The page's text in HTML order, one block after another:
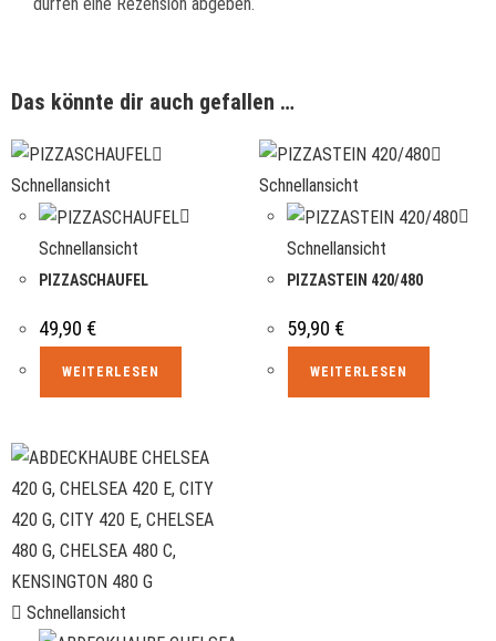
Das könnte dir auch gefallen …
Schnellansicht
Schnellansicht
PIZZASCHAUFEL
49,90 €
WEITERLESEN
Schnellansicht
Schnellansicht
PIZZASTEIN 420/480
59,90 €
WEITERLESEN
Schnellansicht